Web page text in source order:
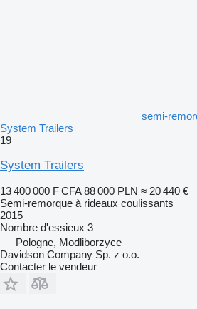
semi-
System Trailers
19
System Trailers
13 400 000 F CFA 88 000 PLN ≈ 20 440 €
Semi-remorque à rideaux coulissants
2015
Nombre d'essieux 3
Pologne, Modliborzyce
Davidson Company Sp. z o.o.
Contacter le vendeur